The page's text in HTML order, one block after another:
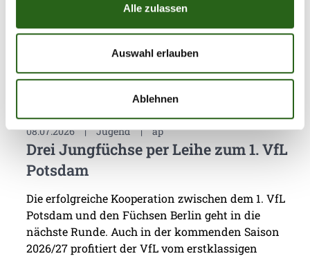
Alle zulassen
Auswahl erlauben
Ablehnen
macht den Hauptstadt-Club umso glücklicher. Nun
präsentierte sich die Handballschule das erste Mal
08.07.2026 | Jugend | ap
Drei Jungfüchse per Leihe zum 1. VfL
Potsdam
Die erfolgreiche Kooperation zwischen dem 1. VfL
Potsdam und den Füchsen Berlin geht in die
nächste Runde. Auch in der kommenden Saison
2026/27 profitiert der VfL vom erstklassigen